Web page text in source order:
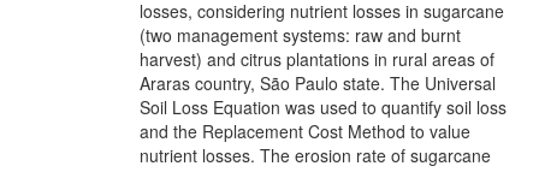
losses, considering nutrient losses in sugarcane
(two management systems: raw and burnt
harvest) and citrus plantations in rural areas of
Araras country, São Paulo state. The Universal
Soil Loss Equation was used to quantify soil loss
and the Replacement Cost Method to value
nutrient losses. The erosion rate of sugarcane